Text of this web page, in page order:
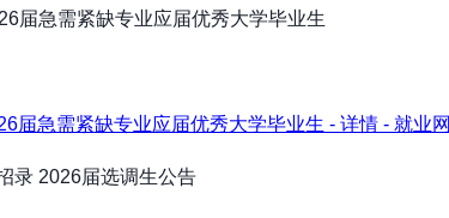
届急需紧缺专业应届优秀大学毕业生
届急需紧缺专业应届优秀大学毕业生 - 详情 - 就业网
录 2026届选调生公告